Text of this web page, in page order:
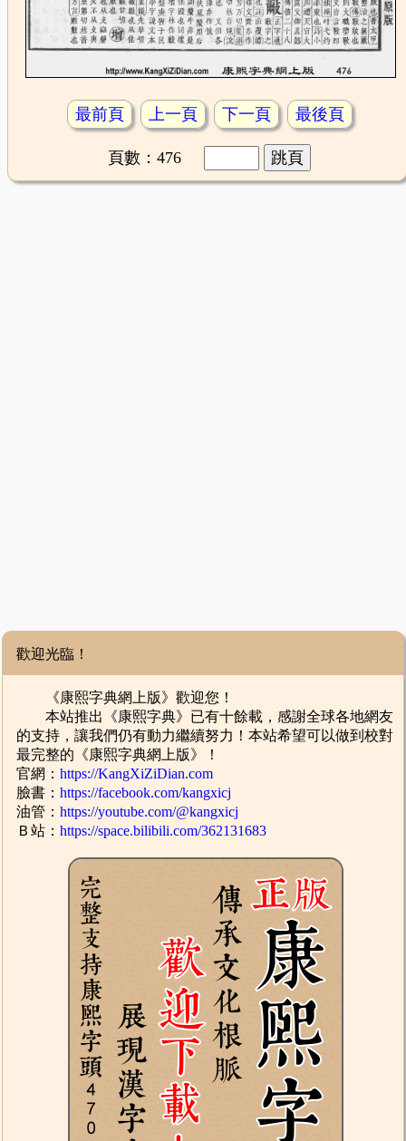
最前頁 上一頁 下一頁 最後頁
頁數：476
歡迎光臨！
《康熙字典網上版》歡迎您！
本站推出《康熙字典》已有十餘載，感謝全球各地網友
的支持，讓我們仍有動力繼續努力！本站希望可以做到校對
最完整的《康熙字典網上版》！
官網：https://KangXiZiDian.com
臉書：https://facebook.com/kangxicj
油管：https://youtube.com/@kangxicj
Ｂ站：https://space.bilibili.com/362131683